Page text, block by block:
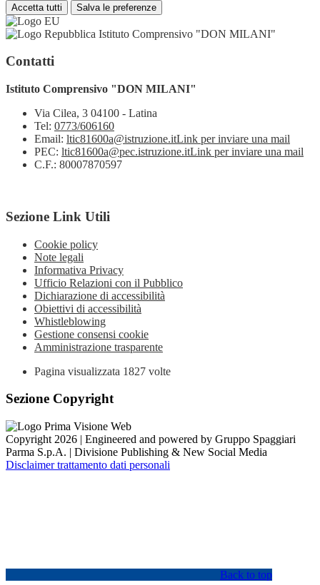
Accetta tutti Salva le preferenze
Istituto Comprensivo "DON MILANI"
Contatti
Istituto Comprensivo "DON MILANI"
Via Cilea, 3 04100 - Latina
Tel: 0773/606160
Email: ltic81600a@istruzione.itLink per inviare una mail
PEC: ltic81600a@pec.istruzione.itLink per inviare una mail
C.F.: 80007870597
Sezione Link Utili
Cookie policy
Note legali
Informativa Privacy
Ufficio Relazioni con il Pubblico
Dichiarazione di accessibilità
Obiettivi di accessibilità
Whistleblowing
Gestione consensi cookie
Amministrazione trasparente
Pagina visualizzata 1827 volte
Sezione Copyright
Copyright 2026 | Engineered and powered by Gruppo Spaggiari
Parma S.p.A. | Divisione Publishing & New Social Media
Disclaimer trattamento dati personali
Back to top